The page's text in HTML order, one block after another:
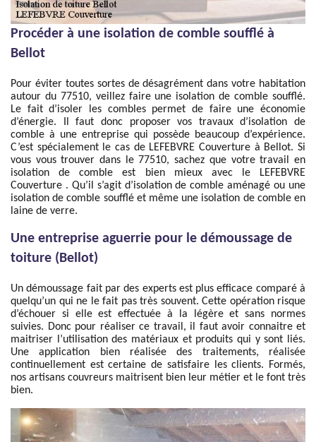
Procéder à une isolation de comble soufflé à
Bellot
Pour éviter toutes sortes de désagrément dans votre habitation
autour du 77510, veillez faire une isolation de comble soufflé.
Le fait d’isoler les combles permet de faire une économie
d’énergie. Il faut donc proposer vos travaux d’isolation de
comble à une entreprise qui possède beaucoup d’expérience.
C’est spécialement le cas de LEFEBVRE Couverture à Bellot. Si
vous vous trouver dans le 77510, sachez que votre travail en
isolation de comble est bien mieux avec le LEFEBVRE
Couverture . Qu’il s’agit d’isolation de comble aménagé ou une
isolation de comble soufflé et même une isolation de comble en
laine de verre.
Une entreprise aguerrie pour le démoussage de
toiture (Bellot)
Un démoussage fait par des experts est plus efficace comparé à
quelqu’un qui ne le fait pas très souvent. Cette opération risque
d’échouer si elle est effectuée à la légère et sans normes
suivies. Donc pour réaliser ce travail, il faut avoir connaitre et
maitriser l’utilisation des matériaux et produits qui y sont liés.
Une application bien réalisée des traitements, réalisée
continuellement est certaine de satisfaire les clients. Formés,
nos artisans couvreurs maitrisent bien leur métier et le font très
bien.